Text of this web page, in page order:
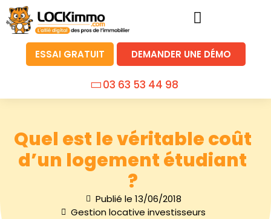
ESSAI GRATUIT DEMANDER UNE DÉMO
03 63 53 44 98
Quel est le véritable coût
d’un logement étudiant
?
Publié le 13/06/2018
Gestion locative investisseurs